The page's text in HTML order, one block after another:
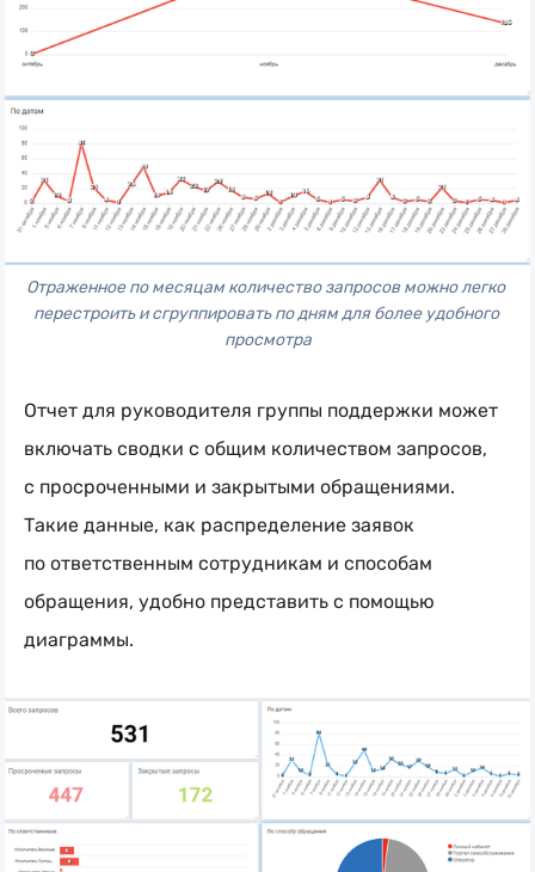
Отраженное по месяцам количество запросов можно легко
перестроить и сгруппировать по дням для более удобного
просмотра
Отчет для руководителя группы поддержки может
включать сводки с общим количеством запросов,
с просроченными и закрытыми обращениями.
Такие данные, как распределение заявок
по ответственным сотрудникам и способам
обращения, удобно представить с помощью
диаграммы.